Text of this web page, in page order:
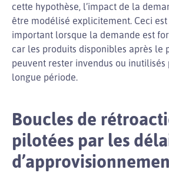
cette hypothèse, l’impact de la
être modélisé explicitement. Ceci
important lorsque la demande est
car les produits disponibles après le
peuvent rester invendus ou inutilisés
longue période.
Boucles de
pilotées par les